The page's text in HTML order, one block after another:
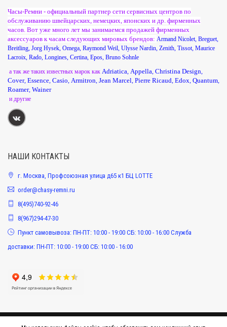
Часы-Ремни - официальный партнер сети сервисных центров по
обслуживанию швейцарских, немецких, японских и др. фирменных
часов. Вот уже много лет мы занимаемся продажей фирменных
аксессуаров к часам следующих мировых брендов: Armand Nicolet, Breguet,
Breitling, Jorg Hysek, Omega, Raymond Weil, Ulysse Nardin, Zenith, Tissot, Maurice
Lacroix, Rado, Longines, Certina, Epos, Bruno Sohnle
а так же таких известных марок как Adriatica, Appella, Christina Design,
Cover, Essence, Casio, Armitron, Jean Marcel, Pierre Ricaud, Edox, Quantum,
Roamer, Wainer
и другие
НАШИ КОНТАКТЫ
г. Москва, Профсоюзная улица д65 к1 БЦ LOTTE
order@chasy-remni.ru
8(495)740-92-46
8(967)294-47-30
Пункт самовывоза: ПН-ПТ: 10:00 - 19:00 СБ: 10:00 - 16:00 Служба
доставки: ПН-ПТ: 10:00 - 19:00 СБ: 10:00 - 16:00